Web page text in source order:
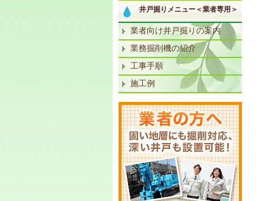
井戸掘りメニュー＜業者専用＞
業者向け井戸掘りの案内
業務掘削機の紹介
工事手順
施工例